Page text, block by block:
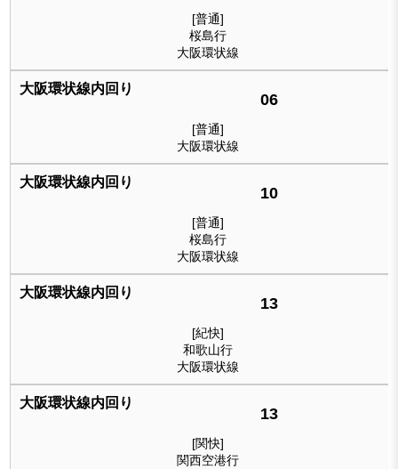
[普通]
桜島行
大阪環状線
06
[普通]
大阪環状線
10
[普通]
桜島行
大阪環状線
13
[紀快]
和歌山行
大阪環状線
13
[関快]
関西空港行